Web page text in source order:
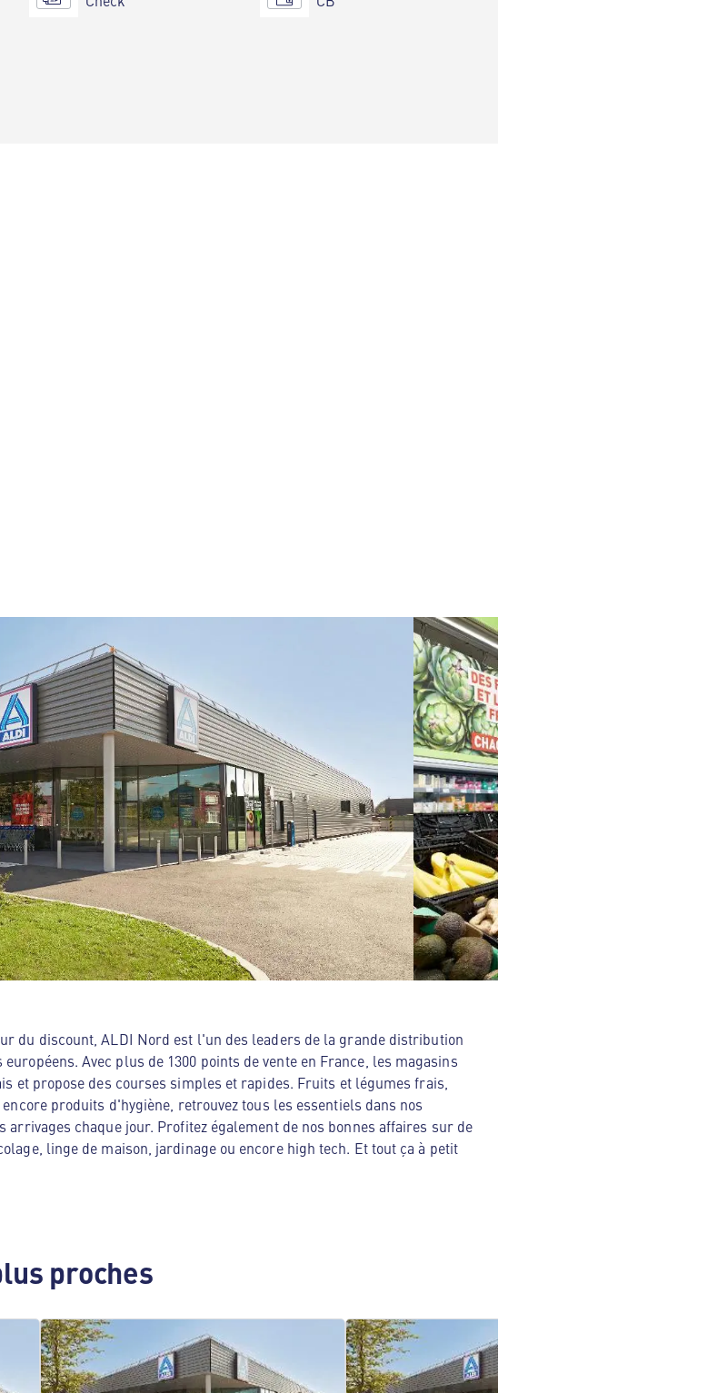
du discount, ALDI Nord est l'un des leaders de la grande distribution
Avec plus de 1300 points de vente en France, les magasins
et propose des courses simples et rapides. Fruits et légumes frais,
produits d'hygiène, retrouvez tous les essentiels dans nos
arrivages chaque jour. Profitez également de nos bonnes affaires sur de
linge de maison, jardinage ou encore high tech. Et tout ça à petit
proches